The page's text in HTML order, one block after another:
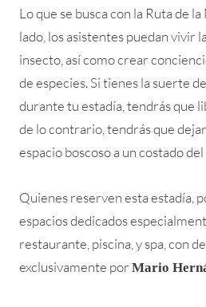
Lo que se busca con la Ruta de
lado, los asistentes puedan vivir
insecto, así como crear
de especies. Si tienes la suerte
durante tu estadía, tendrás que
de lo contrario, tendrás que
espacio boscoso a un costado
Quienes reserven esta estadía,
espacios dedicados
restaurante, piscina, y spa, con
exclusivamente porMario